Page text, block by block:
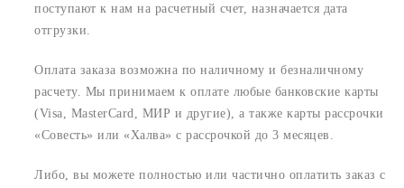
поступают к нам на расчетный счет, назначается дата
отгрузки.
Оплата заказа возможна по наличному и безналичному
расчету. Мы принимаем к оплате любые банковские карты
(Visa, MasterCard, МИР и другие), а также карты рассрочки
«Совесть» или «Халва» с рассрочкой до 3 месяцев.
Либо, вы можете полностью или частично оплатить заказ с